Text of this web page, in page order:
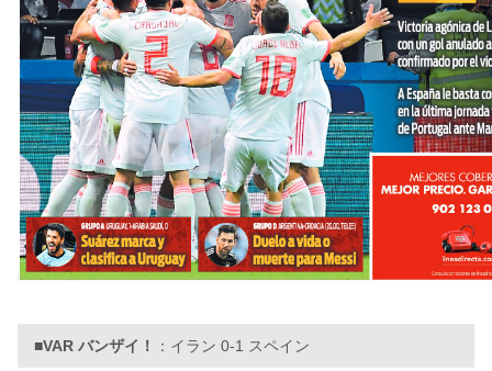
■VAR バンザイ！ ：イラン 0-1 スペイン